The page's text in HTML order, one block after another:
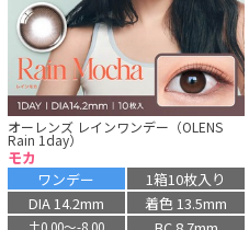
オーレンズ レインワンデー（OLENS
Rain 1day）
モカ
ワンデー
1箱10枚入り
DIA 14.2mm
着色 13.5mm
±0.00〜-8.00